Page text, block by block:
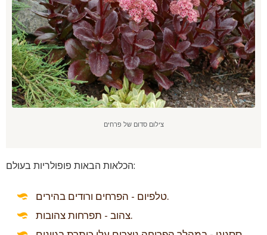
צילום סדום של פרחים
הכלאות הבאות פופולריות בעולם:
טלפיום - הפרחים ורודים בהירים.
צהוב - תפרחות צהובות.